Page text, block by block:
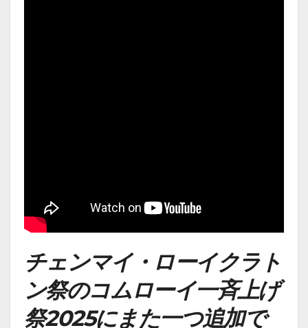
チェンマイ・ローイクラト
ン祭のコムローイ一斉上げ
祭2025にまた一つ追加で